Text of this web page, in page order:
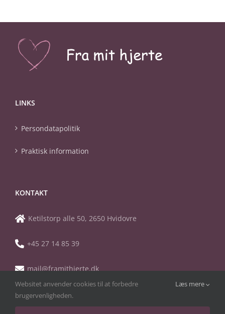
LINKS
Persondatapolitik
Praktisk information
KONTAKT
Ketilstorp alle 50, 2650 Hvidovre
+45 27 14 85 39
mail@framithjerte.dk
Websitet anvender cookies til at forbedre
brugervenligheden.
Læs mere